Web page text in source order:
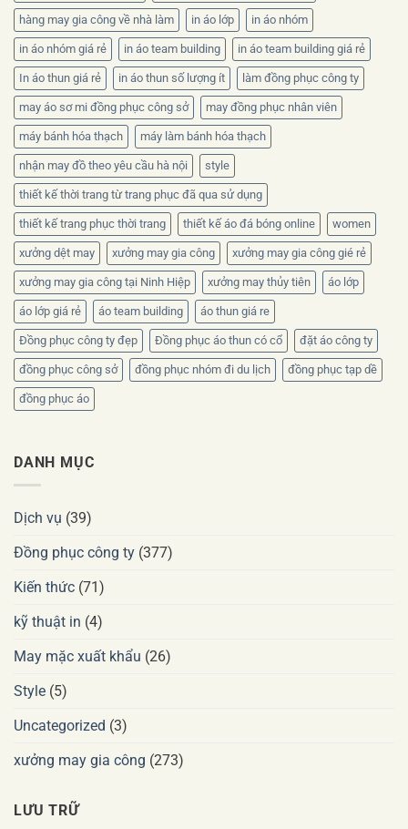
hàng may gia công về nhà làm in áo lớp in áo nhóm
in áo nhóm giá rẻ in áo team building in áo team building giá rẻ
In áo thun giá rẻ in áo thun số lượng ít làm đồng phục công ty
may áo sơ mi đồng phục công sở may đồng phục nhân viên
máy bánh hóa thạch máy làm bánh hóa thạch
nhận may đồ theo yêu cầu hà nội style
thiết kế thời trang từ trang phục đã qua sử dụng
thiết kế trang phục thời trang thiết kế áo đá bóng online women
xưởng dệt may xưởng may gia công xưởng may gia công gié rẻ
xưởng may gia công tại Ninh Hiệp xưởng may thủy tiên áo lớp
áo lớp giá rẻ áo team building áo thun giá re
Đồng phục công ty đẹp Đồng phục áo thun có cổ đặt áo công ty
đồng phục công sở đồng phục nhóm đi du lịch đồng phục tạp dề
đồng phục áo
DANH MỤC
Dịch vụ (39)
Đồng phục công ty (377)
Kiến thức (71)
kỹ thuật in (4)
May mặc xuất khẩu (26)
Style (5)
Uncategorized (3)
xưởng may gia công (273)
LƯU TRỮ